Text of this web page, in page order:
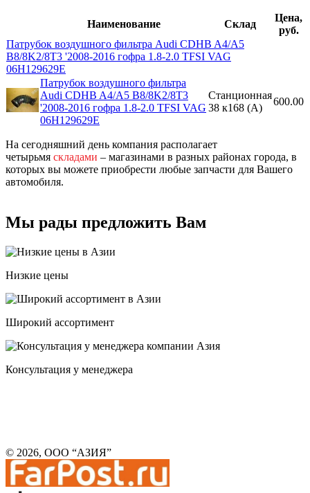
Наименование Склад
Цена,
руб.
Патрубок воздушного фильтра Audi CDHB A4/A5
B8/8K2/8T3 '2008-2016 гофра 1.8-2.0 TFSI VAG
06H129629E
Патрубок воздушного фильтра
Audi CDHB A4/A5 B8/8K2/8T3
'2008-2016 гофра 1.8-2.0 TFSI VAG
06H129629E
Станционная
38 к168 (A)
600.00
На сегодняшний день компания располагает
четырьмя складами – магазинами в разных районах города, в
которых вы можете приобрести любые запчасти для Вашего
автомобиля.
Мы рады предложить Вам
Низкие цены
Широкий ассортимент
Консультация у менеджера
© 2026, ООО “АЗИЯ”